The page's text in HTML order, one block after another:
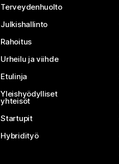
Terveydenhuolto
Julkishallinto
Rahoitus
Urheilu ja viihde
Etulinja
Yleishyödylliset
yhteisöt
Startupit
Hybridityö